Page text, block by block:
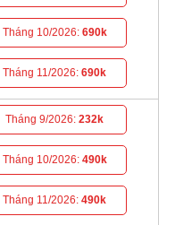
Tháng 10/2026: 690k
Tháng 11/2026:690k
Tháng 9/2026:232k
Tháng 10/2026: 490k
Tháng 11/2026:490k